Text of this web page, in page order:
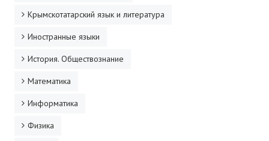
Крымскотатарский язык и литература
Иностранные языки
История. Обществознание
Математика
Информатика
Физика